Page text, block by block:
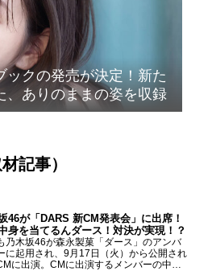
ックの発売が決定！新た
、ありのままの姿を収録
記事）
46が「DARS 新CM発表会」に出席！
身を当てるんダース！対決が実現！？
乃木坂46が森永製菓「ダース」のアンバ
に起用され、9月17日（火）から公開され
に出演。CMに出演するメンバーの中か